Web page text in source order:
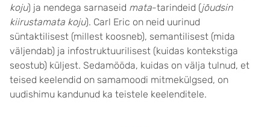
koju) ja nendega sarnaseid mata-tarindeid (jõudsin
kiirustamata koju). Carl Eric on neid uurinud
süntaktilisest (millest koosneb), semantilisest (mida
väljendab) ja infostruktuurilisest (kuidas kontekstiga
seostub) küljest. Sedamööda, kuidas on välja tulnud, et
teised keelendid on samamoodi mitmekülgsed, on
uudishimu kandunud ka teistele keelenditele.